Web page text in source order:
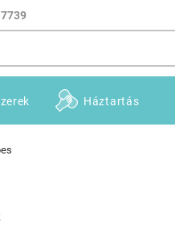
Háztartás